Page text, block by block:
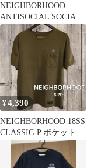
NEIGHBORHOOD
ANTISOCIAL SOCIAL
CLUB Tシャツ
¥4,390
NEIGHBORHOOD 18SS
CLASSIC-P ポケットT